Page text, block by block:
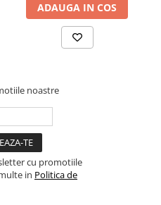
ADAUGA IN COS
noastre
cu promotiile
in Politica de